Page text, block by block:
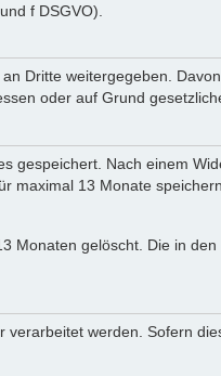
f DSGVO).
Dritte weitergegeben.
oder auf Grund
Nach einem
13 Monate
gelöscht. Die in
werden. Sofern